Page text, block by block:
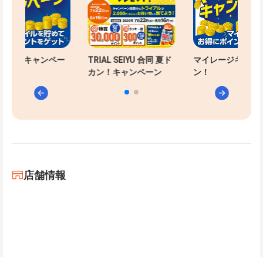
ージキャンペー
TRIAL SEIYU 合同 夏ド
カン！キャンペーン
マイレージキャン
ン！
店舗情報